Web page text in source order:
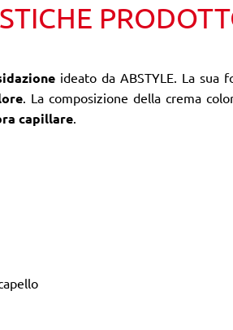
ideato da ABSTYLE. La sua
. La composizione della crema
capillare.